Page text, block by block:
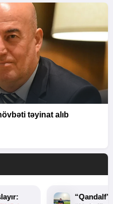
təyinat alıb